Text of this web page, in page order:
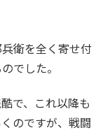
衛を全く寄せ付
でした。
で、これ以降も
のですが、戦闘